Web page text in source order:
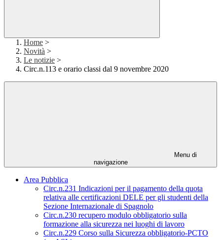
Home >
Novità >
Le notizie >
Circ.n.113 e orario classi dal 9 novembre 2020
Menu di
navigazione
Area Pubblica
Circ.n.231 Indicazioni per il pagamento della quota
relativa alle certificazioni DELE per gli studenti della
Sezione Internazionale di Spagnolo
Circ.n.230 recupero modulo obbligatorio sulla
formazione alla sicurezza nei luoghi di lavoro
Circ.n.229 Corso sulla Sicurezza obbligatorio-PCTO